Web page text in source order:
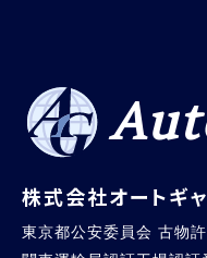
株式会社オートギ
東京都公安委員会 古物